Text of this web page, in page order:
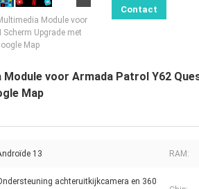
Module voor
Upgrade met
Map
Contact
voor Armada Patrol Y62
Map
13 RAM:
achteruitkijkcamera en 360